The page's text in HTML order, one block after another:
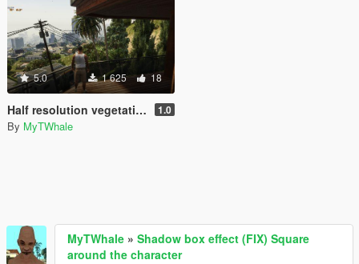
5.0 1 625 18
Half resolution vegetation textures 1.0
By MyTWhale
MyTWhale » Shadow box effect (FIX) Square
around the character